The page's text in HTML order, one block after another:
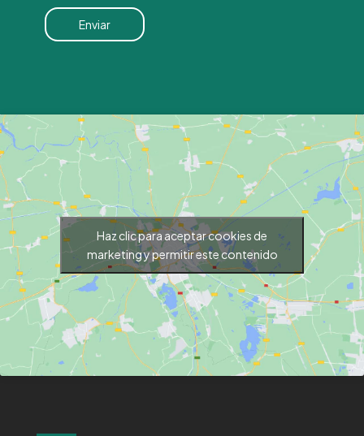
Haz clic para aceptar cookies de
marketing y permitir este contenido